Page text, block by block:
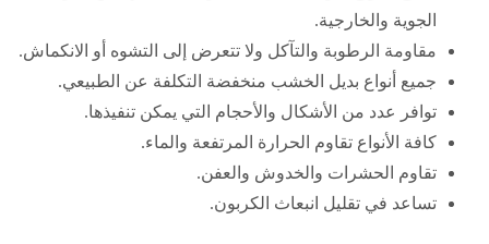
الجوية والخارجية.
مقاومة الرطوبة والتآكل ولا تتعرض إلى التشوه أو الانكماش.
جميع أنواع بديل الخشب منخفضة التكلفة عن الطبيعي.
توافر عدد من الأشكال والأحجام التي يمكن تنفيذها.
كافة الأنواع تقاوم الحرارة المرتفعة والماء.
تقاوم الحشرات والخدوش والعفن.
تساعد في تقليل انبعاث الكربون.